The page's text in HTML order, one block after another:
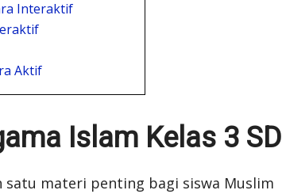
Interaktif
Aktif
Islam Kelas 3 SD
satu materi penting bagi siswa Muslim